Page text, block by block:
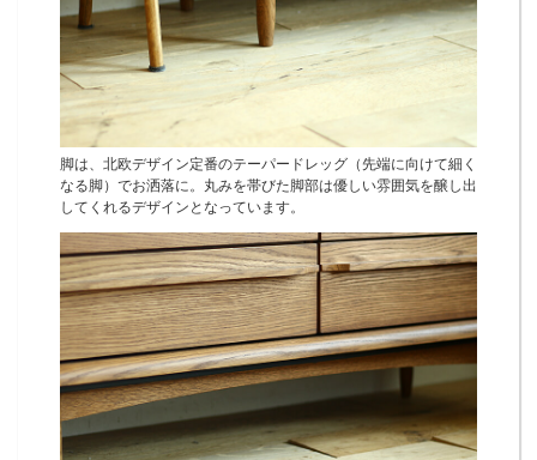
脚は、北欧デザイン定番のテーパードレッグ（先端に向けて細く
なる脚）でお洒落に。丸みを帯びた脚部は優しい雰囲気を醸し出
してくれるデザインとなっています。